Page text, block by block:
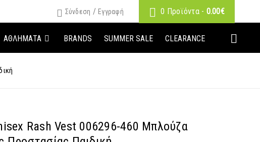
0 Προϊόντα - 0.00€
Σύνδεση / Εγγραφή
ΑΘΛΗΜΑΤΑ BRANDS SUMMER SALE CLEARANCE
Rash Vest 006296-460 Μπλούζα